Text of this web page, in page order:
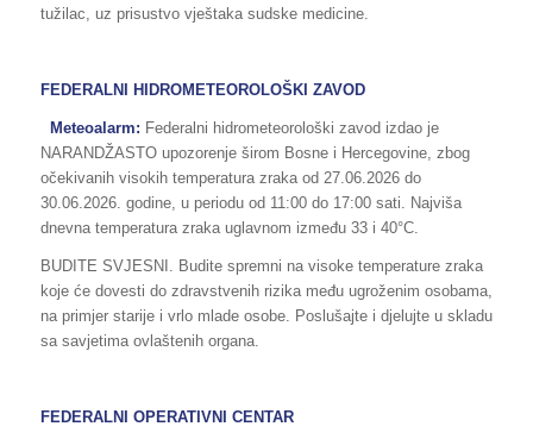
tužilac, uz prisustvo vještaka sudske medicine.
FEDERALNI HIDROMETEOROLOŠKI ZAVOD
Meteoalarm: Federalni hidrometeorološki zavod izdao je
NARANDŽASTO upozorenje širom Bosne i Hercegovine, zbog
očekivanih visokih temperatura zraka od 27.06.2026 do
30.06.2026. godine, u periodu od 11:00 do 17:00 sati. Najviša
dnevna temperatura zraka uglavnom između 33 i 40°C.
BUDITE SVJESNI. Budite spremni na visoke temperature zraka
koje će dovesti do zdravstvenih rizika među ugroženim osobama,
na primjer starije i vrlo mlade osobe. Poslušajte i djelujte u skladu
sa savjetima ovlaštenih organa.
FEDERALNI OPERATIVNI CENTAR